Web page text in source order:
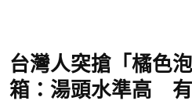
台灣人突搶「橘色
箱：湯頭水準高